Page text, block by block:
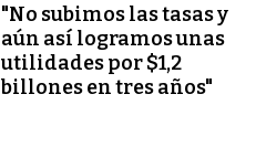
"No subimos las tasas y
aún así logramos unas
utilidades por $1,2
billones en tres años"